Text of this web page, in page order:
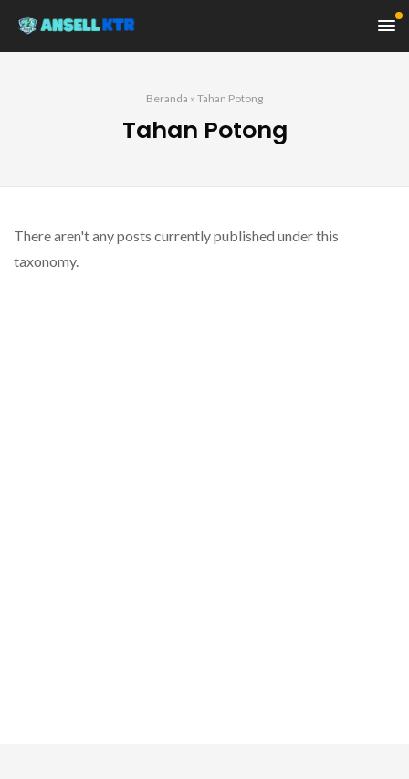
Beranda » Tahan Potong
Tahan Potong
There aren't any posts currently published under this
taxonomy.